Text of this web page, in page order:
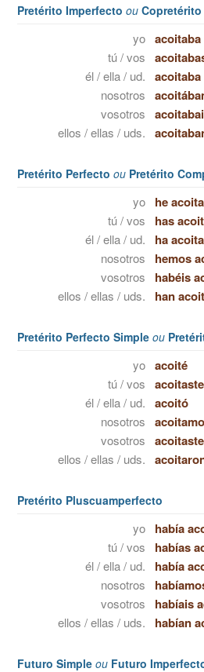
Pretérito Imperfecto ou Copretérito
yo acoitaba
tú / vos
él / ella / ud. acoitaba
nosotros
vosotros
ellos / ellas / uds.
Pretérito Perfecto ou Pretérito
yo he
tú / vos has
él / ella / ud. ha
nosotros hemos
vosotros habéis
ellos / ellas / uds. han
Pretérito Perfecto Simple ou
yo acoité
tú / vos acoitaste
él / ella / ud. acoitó
nosotros
vosotros
ellos / ellas / uds.
Pretérito Pluscuamperfecto
yo había
tú / vos habías
él / ella / ud. había
nosotros
vosotros habíais
ellos / ellas / uds. habían
Futuro Simple ou Futuro